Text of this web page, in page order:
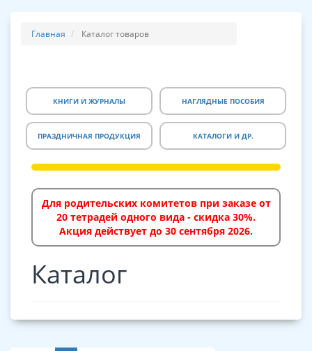
Главная Каталог товаров
КНИГИ И ЖУРНАЛЫ НАГЛЯДНЫЕ ПОСОБИЯ
ПРАЗДНИЧНАЯ ПРОДУКЦИЯ КАТАЛОГИ И ДР.
Для родительских комитетов при заказе от
20 тетрадей одного вида - скидка 30%.
Акция действует до 30 сентября 2026.
Каталог